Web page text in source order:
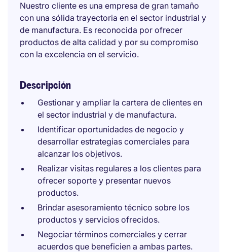
Nuestro cliente es una empresa de gran tamaño
con una sólida trayectoria en el sector industrial y
de manufactura. Es reconocida por ofrecer
productos de alta calidad y por su compromiso
con la excelencia en el servicio.
Descripción
Gestionar y ampliar la cartera de clientes en
el sector industrial y de manufactura.
Identificar oportunidades de negocio y
desarrollar estrategias comerciales para
alcanzar los objetivos.
Realizar visitas regulares a los clientes para
ofrecer soporte y presentar nuevos
productos.
Brindar asesoramiento técnico sobre los
productos y servicios ofrecidos.
Negociar términos comerciales y cerrar
acuerdos que beneficien a ambas partes.